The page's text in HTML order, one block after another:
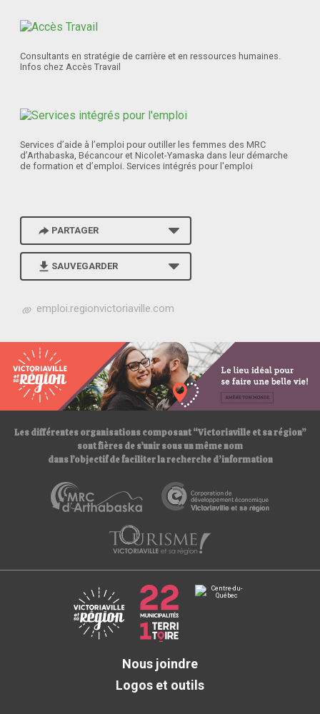
Consultants en stratégie de carrière et en ressources humaines.
Infos chez Accès Travail
Services d’aide à l’emploi pour outiller les femmes des MRC
d’Arthabaska, Bécancour et Nicolet-Yamaska dans leur démarche
de formation et d’emploi. Services intégrés pour l'emploi
PARTAGER
SAUVEGARDER
h
p
s
:
/
/
emploi.regionvictoriaville.com
Les différentes organisations composant “Victoriaville et sa région”
sont fières de s’unir sous un même nom
dans l’objectif de faciliter la recherche d’information
Nous joindre
Logos et outils